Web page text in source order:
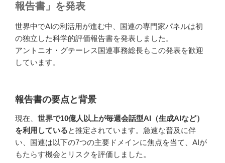
報告書」を発表
世界中でAIの利活用が進む中、国連の専門家パネルは初
の独立した科学的評価報告書を発表しました。
アントニオ・グテーレス国連事務総長もこの発表を歓迎
しています。
報告書の要点と背景
現在、 世界で10億人以上が毎週会話型AI（生成AIなど）
を利用していると推定されています。急速な普及に伴
い、国連は以下の7つの主要ドメインに焦点を当て、AIが
もたらす機会とリスクを評価しました。